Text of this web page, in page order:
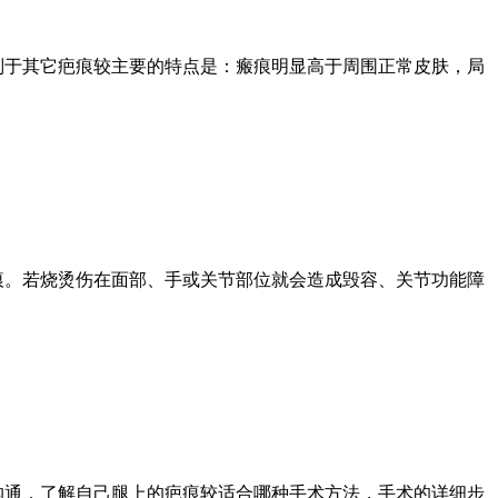
其它疤痕较主要的特点是：瘢痕明显高于周围正常皮肤，局
若烧烫伤在面部、手或关节部位就会造成毁容、关节功能障
，了解自己腿上的疤痕较适合哪种手术方法，手术的详细步